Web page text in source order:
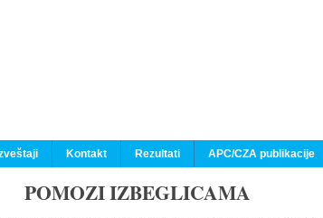
Kontakt Rezultati APC/CZA publikacije
POMOZI IZBEGLICAMA